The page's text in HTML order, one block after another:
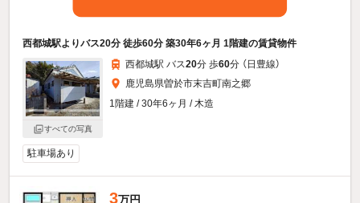
西都城駅よりバス20分 徒歩60分 築30年6ヶ月 1階建の賃貸物件
すべての写真
西都城駅 バス20分 歩60分 （日豊線）
鹿児島県曽於市末吉町南之郷
1階建 / 30年6ヶ月 / 木造
駐車場あり
3万円